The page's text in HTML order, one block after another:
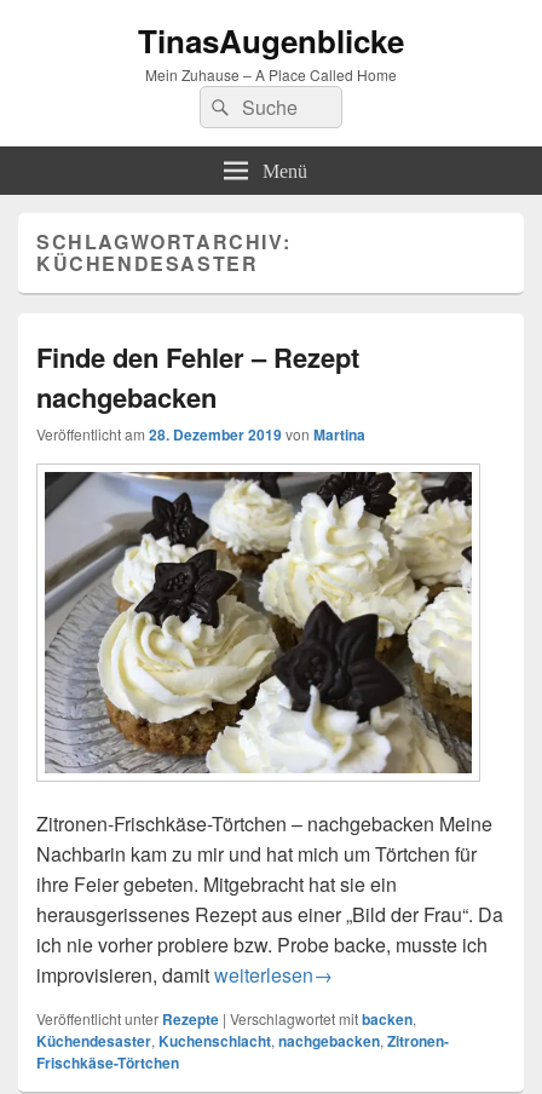
TinasAugenblicke
Mein Zuhause – A Place Called Home
Suchen
nach:
Suchen
Menü
SCHLAGWORTARCHIV:
KÜCHENDESASTER
Finde den Fehler – Rezept
nachgebacken
Veröffentlicht am 28. Dezember 2019von Martina
Zitronen-Frischkäse-Törtchen – nachgebacken Meine
Nachbarin kam zu mir und hat mich um Törtchen für
ihre Feier gebeten. Mitgebracht hat sie ein
herausgerissenes Rezept aus einer „Bild der Frau“. Da
ich nie vorher probiere bzw. Probe backe, musste ich
improvisieren, damitFinde den Fehler – Rezept
weiterlesen→
Veröffentlicht unter Rezepte | Verschlagwortet mitbacken,
Küchendesaster,Kuchenschlacht,nachgebacken,Zitronen-
Frischkäse-Törtchen